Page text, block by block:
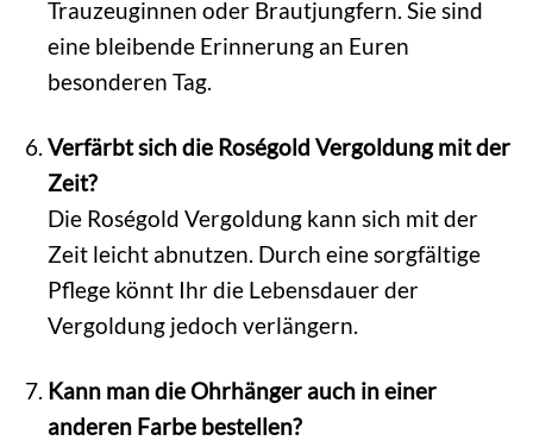
Trauzeuginnen oder Brautjungfern. Sie sind
eine bleibende Erinnerung an Euren
besonderen Tag.
Verfärbt sich die Roségold Vergoldung mit der
Zeit?
Die Roségold Vergoldung kann sich mit der
Zeit leicht abnutzen. Durch eine sorgfältige
Pflege könnt Ihr die Lebensdauer der
Vergoldung jedoch verlängern.
Kann man die Ohrhänger auch in einer
anderen Farbe bestellen?